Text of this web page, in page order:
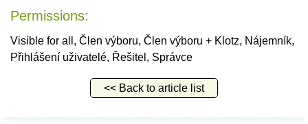
Permissions:
Visible for all, Člen výboru, Člen výboru + Klotz, Nájemník,
Přihlášení uživatelé, Řešitel, Správce
<< Back to article list